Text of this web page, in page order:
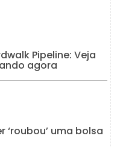
Pipeline: Veja
agora
‘roubou’ uma bolsa